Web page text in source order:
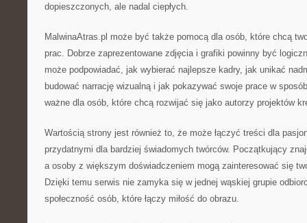
dopieszczonych, ale nadal ciepłych.
MalwinaAtras.pl może być także pomocą dla osób, które chcą
prac. Dobrze zaprezentowane zdjęcia i grafiki powinny być
może podpowiadać, jak wybierać najlepsze kadry, jak unikać
budować narrację wizualną i jak pokazywać swoje prace w
ważne dla osób, które chcą rozwijać się jako autorzy projektów
Wartością strony jest również to, że może łączyć treści dla
przydatnymi dla bardziej świadomych twórców. Początkujący
a osoby z większym doświadczeniem mogą zainteresować się
Dzięki temu serwis nie zamyka się w jednej wąskiej grupie
społeczność osób, które łączy miłość do obrazu.